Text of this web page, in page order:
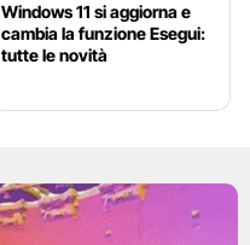
Windows 11 si aggiorna e
cambia la funzione Esegui:
tutte le novità